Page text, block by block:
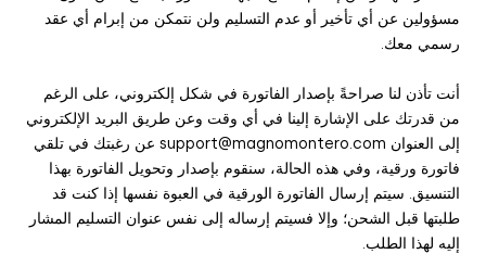
مسؤولين عن أي تأخير أو عدم التسليم ولن نتمكن من إبرام أي عقد
رسمي معك.
أنت تأذن لنا صراحةً بإصدار الفاتورة في شكل إلكتروني، على الرغم
من قدرتك على الإشارة إلينا في أي وقت وعن طريق البريد الإلكتروني
إلى العنوان support@magnomontero.com عن رغبتك في تلقي
فاتورة ورقية، وفي هذه الحالة، سنقوم بإصدار وتحويل الفاتورة بهذا
التنسيق. سيتم إرسال الفاتورة الورقية في العبوة نفسها إذا كنت قد
طلبتها قبل الشحن؛ وإلا فسيتم إرساله إلى نفس عنوان التسليم المشار
إليه لهذا الطلب.